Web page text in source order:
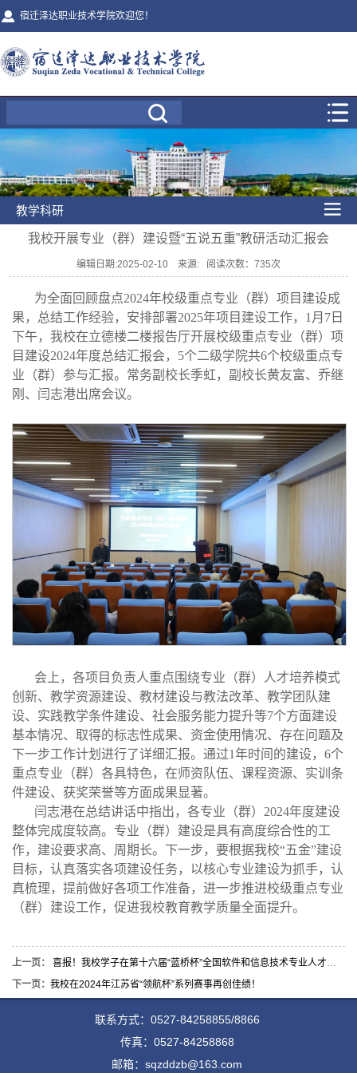
宿迁泽达职业技术学院欢迎您！
教学科研
我校开展专业（群）建设暨“五说五重”教研活动汇报会
编辑日期:2025-02-10 来源: 阅读次数： 735次
为全面回顾盘点2024年校级重点专业（群）项目建设成
果，总结工作经验，安排部署2025年项目建设工作，1月7日
下午，我校在立德楼二楼报告厅开展校级重点专业（群）项
目建设2024年度总结汇报会，5个二级学院共6个校级重点专
业（群）参与汇报。常务副校长季虹，副校长黄友富、乔继
刚、闫志港出席会议。
会上，各项目负责人重点围绕专业（群）人才培养模式
创新、教学资源建设、教材建设与教法改革、教学团队建
设、实践教学条件建设、社会服务能力提升等7个方面建设
基本情况、取得的标志性成果、资金使用情况、存在问题及
下一步工作计划进行了详细汇报。通过1年时间的建设，6个
重点专业（群）各具特色，在师资队伍、课程资源、实训条
件建设、获奖荣誉等方面成果显著。
闫志港在总结讲话中指出，各专业（群）2024年度建设
整体完成度较高。专业（群）建设是具有高度综合性的工
作，建设要求高、周期长。下一步，要根据我校“五金”建设
目标，认真落实各项建设任务，以核心专业建设为抓手，认
真梳理，提前做好各项工作准备，进一步推进校级重点专业
（群）建设工作，促进我校教育教学质量全面提升。
上一页：
喜报！我校学子在第十六届“蓝桥杯”全国软件和信息技术专业人才大赛省赛中获得佳绩！
下一页：我校在2024年江苏省“领航杯”系列赛事再创佳绩！
联系方式：0527-84258855/8866
传真：0527-84258868
邮箱：sqzddzb@163.com